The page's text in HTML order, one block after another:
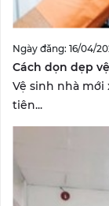
Ngày đăng: 16/04/
Cách dọn dẹp
Vệ sinh nhà
tiên...